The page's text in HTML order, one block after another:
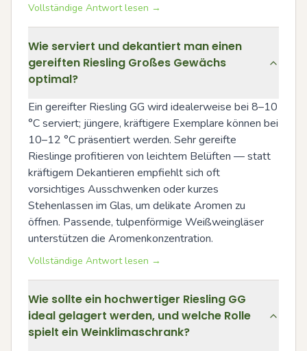
Vollständige Antwort lesen →
Wie serviert und dekantiert man einen
gereiften Riesling Großes Gewächs
optimal?
Ein gereifter Riesling GG wird idealerweise bei 8–10
°C serviert; jüngere, kräftigere Exemplare können bei
10–12 °C präsentiert werden. Sehr gereifte
Rieslinge profitieren von leichtem Belüften — statt
kräftigem Dekantieren empfiehlt sich oft
vorsichtiges Ausschwenken oder kurzes
Stehenlassen im Glas, um delikate Aromen zu
öffnen. Passende, tulpenförmige Weißweingläser
unterstützen die Aromenkonzentration.
Vollständige Antwort lesen →
Wie sollte ein hochwertiger Riesling GG
ideal gelagert werden, und welche Rolle
spielt ein Weinklimaschrank?